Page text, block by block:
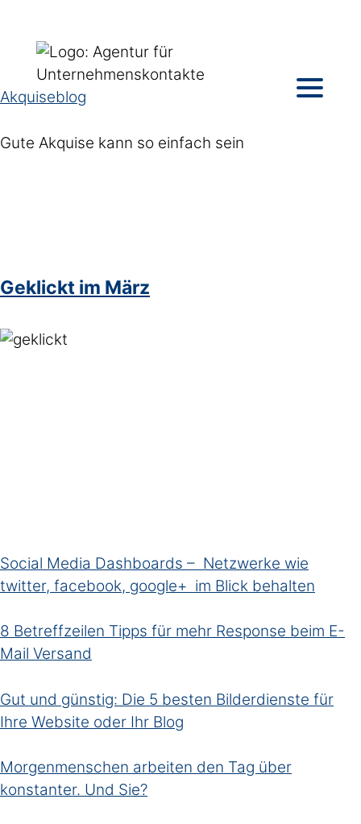
Akquiseblog
Gute Akquise kann so einfach sein
Geklickt im März
Social Media Dashboards – Netzwerke wie
twitter, facebook, google+ im Blick behalten
8 Betreffzeilen Tipps für mehr Response beim E-
Mail Versand
Gut und günstig: Die 5 besten Bilderdienste für
Ihre Website oder Ihr Blog
Morgenmenschen arbeiten den Tag über
konstanter. Und Sie?